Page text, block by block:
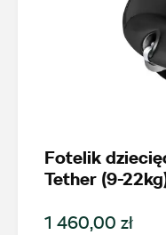
Fotelik
Tether (9-
1 460,00 zł
Wybierz
Twoje